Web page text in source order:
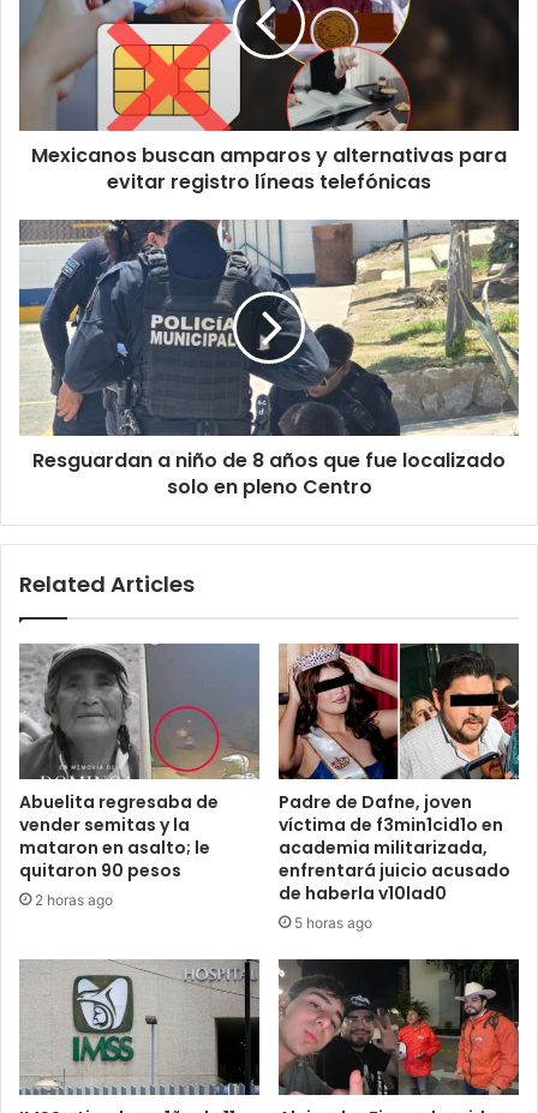
alternativas
para
evitar
registro
líneas
telefónicas
Mexicanos buscan amparos y alternativas para
evitar registro líneas telefónicas
Resguardan
de
8
años
que
fue
localizado
solo
Resguardan a niño de 8 años que fue localizado
solo en pleno Centro
Related Articles
Abuelita regresaba de
vender semitas y la
mataron en asalto; le
quitaron 90 pesos
2 horas ago
Padre de Dafne, joven
víctima de f3min1cid1o en
academia militarizada,
enfrentará juicio acusado
de haberla v10lad0
5 horas ago